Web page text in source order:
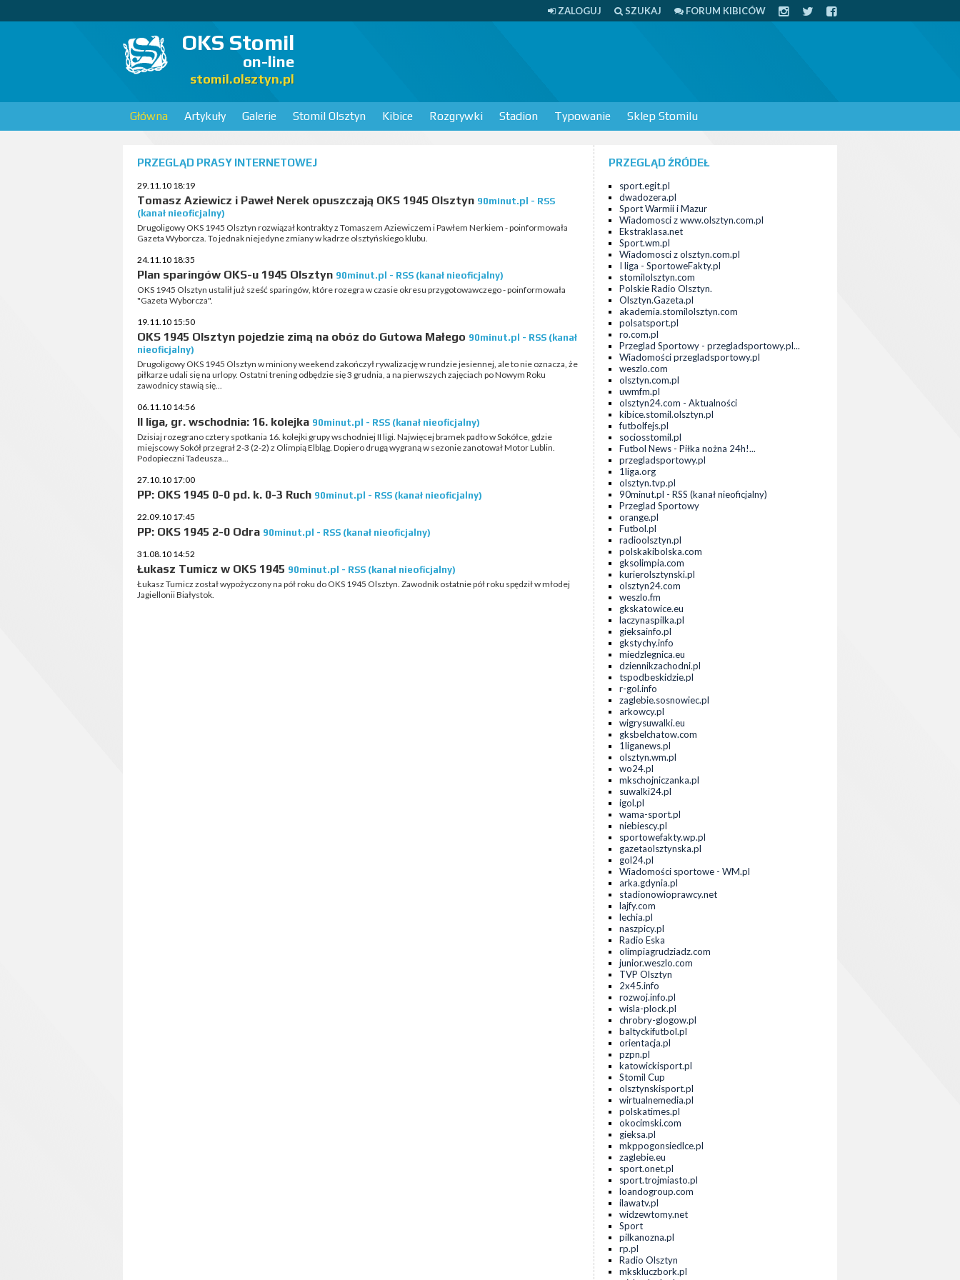
ZALOGUJ SZUKAJ FORUM KIBICÓW
OKS Stomil
on-line
stomil.olsztyn.pl
Główna Artykuły Galerie Stomil Olsztyn Kibice Rozgrywki Stadion Typowanie Sklep Stomilu
PRZEGLĄD PRASY INTERNETOWEJ
29.11.10 18:19
Tomasz Aziewicz i Paweł Nerek opuszczają OKS 1945 Olsztyn 90minut.pl - RSS
(kanał nieoficjalny)
Drugoligowy OKS 1945 Olsztyn rozwiązał kontrakty z Tomaszem Aziewiczem i Pawłem Nerkiem - poinformowała
Gazeta Wyborcza. To jednak niejedyne zmiany w kadrze olsztyńskiego klubu.
24.11.10 18:35
Plan sparingów OKS-u 1945 Olsztyn 90minut.pl - RSS (kanał nieoficjalny)
OKS 1945 Olsztyn ustalił już sześć sparingów, które rozegra w czasie okresu przygotowawczego - poinformowała
"Gazeta Wyborcza".
19.11.10 15:50
OKS 1945 Olsztyn pojedzie zimą na obóz do Gutowa Małego 90minut.pl - RSS (kanał
nieoficjalny)
Drugoligowy OKS 1945 Olsztyn w miniony weekend zakończył rywalizację w rundzie jesiennej, ale to nie oznacza, że
piłkarze udali się na urlopy. Ostatni trening odbędzie się 3 grudnia, a na pierwszych zajęciach po Nowym Roku
zawodnicy stawią się...
06.11.10 14:56
II liga, gr. wschodnia: 16. kolejka 90minut.pl - RSS (kanał nieoficjalny)
Dzisiaj rozegrano cztery spotkania 16. kolejki grupy wschodniej II ligi. Najwięcej bramek padło w Sokółce, gdzie
miejscowy Sokół przegrał 2-3 (2-2) z Olimpią Elbląg. Dopiero drugą wygraną w sezonie zanotował Motor Lublin.
Podopieczni Tadeusza...
27.10.10 17:00
PP: OKS 1945 0-0 pd. k. 0-3 Ruch 90minut.pl - RSS (kanał nieoficjalny)
22.09.10 17:45
PP: OKS 1945 2-0 Odra 90minut.pl - RSS (kanał nieoficjalny)
31.08.10 14:52
Łukasz Tumicz w OKS 1945 90minut.pl - RSS (kanał nieoficjalny)
Łukasz Tumicz został wypożyczony na pół roku do OKS 1945 Olsztyn. Zawodnik ostatnie pół roku spędził w młodej
Jagiellonii Białystok.
PRZEGLĄD ŹRÓDEŁ
sport.egit.pl
dwadozera.pl
Sport Warmii i Mazur
Wiadomosci z www.olsztyn.com.pl
Ekstraklasa.net
Sport.wm.pl
Wiadomosci z olsztyn.com.pl
I liga - SportoweFakty.pl
stomilolsztyn.com
Polskie Radio Olsztyn.
Olsztyn.Gazeta.pl
akademia.stomilolsztyn.com
polsatsport.pl
ro.com.pl
Przeglad Sportowy - przegladsportowy.pl...
Wiadomości przegladsportowy.pl
weszlo.com
olsztyn.com.pl
uwmfm.pl
olsztyn24.com - Aktualności
kibice.stomil.olsztyn.pl
futbolfejs.pl
sociosstomil.pl
Futbol News - Piłka nożna 24h!...
przegladsportowy.pl
1liga.org
olsztyn.tvp.pl
90minut.pl - RSS (kanał nieoficjalny)
Przeglad Sportowy
orange.pl
Futbol.pl
radioolsztyn.pl
polskakibolska.com
gksolimpia.com
kurierolsztynski.pl
olsztyn24.com
weszlo.fm
gkskatowice.eu
laczynaspilka.pl
gieksainfo.pl
gkstychy.info
miedzlegnica.eu
dziennikzachodni.pl
tspodbeskidzie.pl
r-gol.info
zaglebie.sosnowiec.pl
arkowcy.pl
wigrysuwalki.eu
gksbelchatow.com
1liganews.pl
olsztyn.wm.pl
wo24.pl
mkschojniczanka.pl
suwalki24.pl
igol.pl
wama-sport.pl
niebiescy.pl
sportowefakty.wp.pl
gazetaolsztynska.pl
gol24.pl
Wiadomości sportowe - WM.pl
arka.gdynia.pl
stadionowioprawcy.net
lajfy.com
lechia.pl
naszpicy.pl
Radio Eska
olimpiagrudziadz.com
junior.weszlo.com
TVP Olsztyn
2x45.info
rozwoj.info.pl
wisla-plock.pl
chrobry-glogow.pl
baltyckifutbol.pl
orientacja.pl
pzpn.pl
katowickisport.pl
Stomil Cup
olsztynskisport.pl
wirtualnemedia.pl
polskatimes.pl
okocimski.com
gieksa.pl
mkppogonsiedlce.pl
zaglebie.eu
sport.onet.pl
sport.trojmiasto.pl
loandogroup.com
ilawatv.pl
widzewtomy.net
Sport
pilkanozna.pl
rp.pl
Radio Olsztyn
mkskluczbork.pl